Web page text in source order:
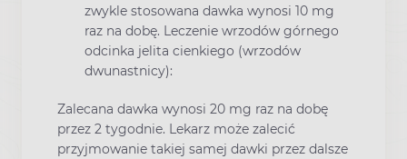
zwykle stosowana dawka wynosi 10 mg
raz na dobę. Leczenie wrzodów górnego
odcinka jelita cienkiego (wrzodów
dwunastnicy):
Zalecana dawka wynosi 20 mg raz na dobę
przez 2 tygodnie. Lekarz może zalecić
przyjmowanie takiej samej dawki przez dalsze